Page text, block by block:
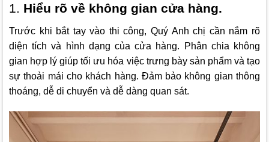
1. Hiểu rõ về không gian cửa hàng.
Trước khi bắt tay vào thi công, Quý Anh chị cần nắm rõ
diện tích và hình dạng của cửa hàng. Phân chia không
gian hợp lý giúp tối ưu hóa việc trưng bày sản phẩm và tạo
sự thoải mái cho khách hàng. Đảm bảo không gian thông
thoáng, dễ di chuyển và dễ dàng quan sát.